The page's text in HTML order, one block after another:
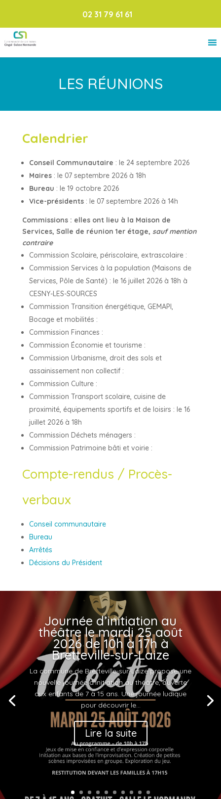
02 31 79 61 61
LES RÉUNIONS
Calendrier
Conseil Communautaire : le 24 septembre 2026
Maires : le 07 septembre 2026 à 18h
Bureau : le 19 octobre 2026
Vice-présidents : le 07 septembre 2026 à 14h
Commissions : elles ont lieu à la Maison de
Services, Salle de réunion 1er étage, sauf mention
contraire
Commission Scolaire, périscolaire, extrascolaire :
Commission Services à la population (Maisons de
Services, Pôle de Santé) : le 16 juillet 2026 à 18h à
CESNY-LES-SOURCES
Commission Transition énergétique, GEMAPI,
Bocage et mobilités :
Commission Finances :
Commission Économie et tourisme :
Commission Urbanisme, droit des sols et
assainissement non collectif :
Commission Culture :
Commission Transport scolaire, cuisine de
proximité, équipements sportifs et de loisirs : le 16
juillet 2026 à 18h
Commission Déchets ménagers :
Commission Patrimoine bâti et voirie :
Compte-rendus / Procès-
verbaux
Conseil communautaire
Bureau
Arrêtés
Décisions du Président
Journée d’initiation au
théâtre le mardi 25 août
2026 de 10h à 17h à
Bretteville-sur-Laize
La commune de Bretteville-sur-Laize propose une
nouvelle journée d'initiation au théâtre, ouverte
aux enfants de 7 à 15 ans. Une journée ludique
pour découvrir le...
Lire la suite